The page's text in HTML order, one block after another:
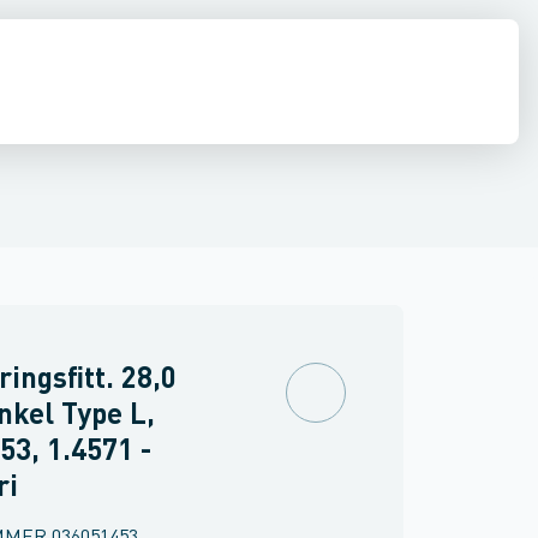
28,0
Type L,
1.4571 -